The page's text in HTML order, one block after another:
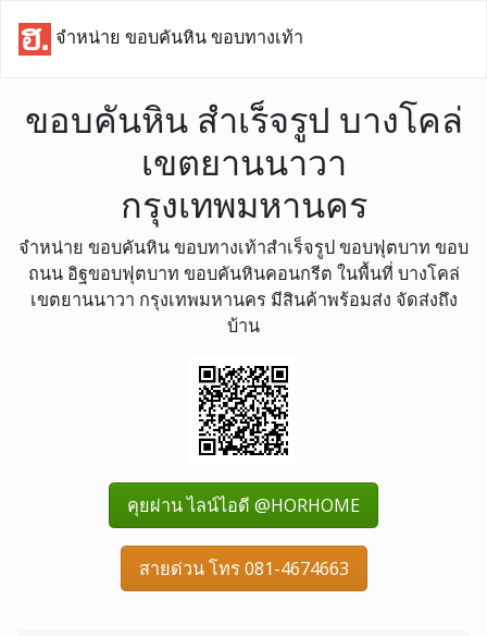
จำหน่าย ขอบคันหิน ขอบทางเท้า
ขอบคันหิน สำเร็จรูป บางโคล่
เขตยานนาวา
กรุงเทพมหานคร
จำหน่าย ขอบคันหิน ขอบทางเท้าสำเร็จรูป ขอบฟุตบาท ขอบ
ถนน อิฐขอบฟุตบาท ขอบคันหินคอนกรีต ในพื้นที่ บางโคล่
เขตยานนาวา กรุงเทพมหานคร มีสินค้าพร้อมส่ง จัดส่งถึง
บ้าน
คุยผ่าน ไลน์ไอดี @HORHOME
สายด่วน โทร 081-4674663